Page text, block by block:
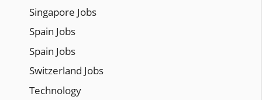
Singapore Jobs
Spain Jobs
Spain Jobs
Switzerland Jobs
Technology